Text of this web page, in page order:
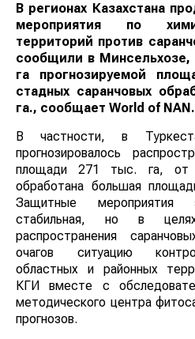
В регионах Казахстана
мероприятия по
территорий против
сообщили в
га прогнозируемой
стадных саранчовых
га., сообщает World of NAN.
В частности, в
прогнозировалось
площади 271 тыс. га, от
обработана большая
Защитные мероприятия
стабильная, но в
распространения
очагов ситуацию
областных и районных
КГИ вместе с
методического центра
прогнозов.